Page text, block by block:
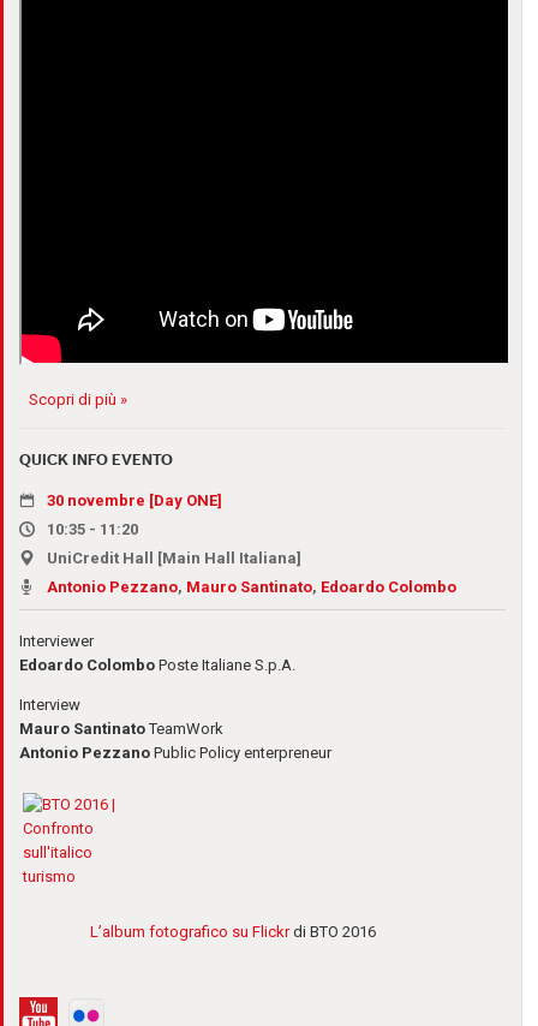
Scopri di più »
QUICK INFO EVENTO
30 novembre [Day ONE]
10:35 - 11:20
UniCredit Hall [Main Hall Italiana]
Antonio Pezzano, Mauro Santinato, Edoardo Colombo
Interviewer
Edoardo ColomboPoste Italiane S.p.A.
Interview
Mauro SantinatoTeamWork
Antonio PezzanoPublic Policy enterpreneur
L’album fotografico su Flickr di BTO 2016